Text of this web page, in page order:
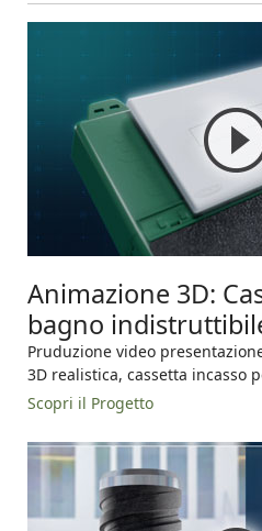
Animazione 3D:
bagno
Pruduzione video
3D realistica, cassetta incasso
Scopri il Progetto